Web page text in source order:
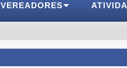
VEREADORES